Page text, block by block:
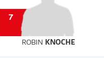
7
ROBIN KNOCHE